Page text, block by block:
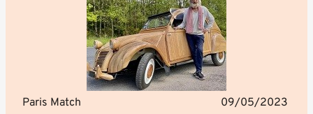
Paris Match
09/05/2023